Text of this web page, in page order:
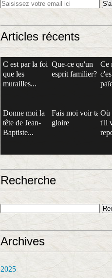
Articles récents
C est par la foi
que les
murailles...
Que-ce qu'un
esprit familier?
Ce
Donne moi la
tête de Jean-
Baptiste...
Fais moi voir ta
gloire
Où
t'il
Recherche
Archives
2025